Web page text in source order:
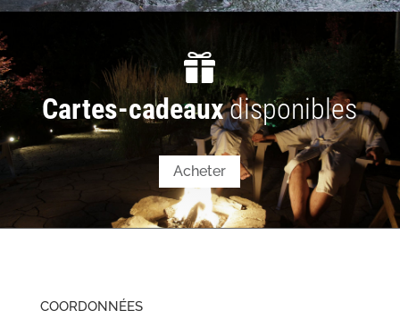

Cartes-cadeauxdisponibles
Acheter
COORDONNÉES